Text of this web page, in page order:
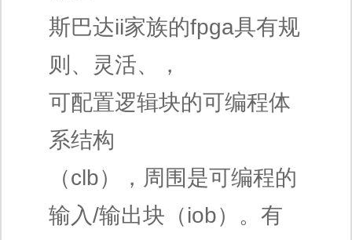
斯巴达ii家族的fpga具有规
则、灵活、，
可配置逻辑块的可编程体
系结构
（clb），周围是可编程的
输入/输出块（iob）。有